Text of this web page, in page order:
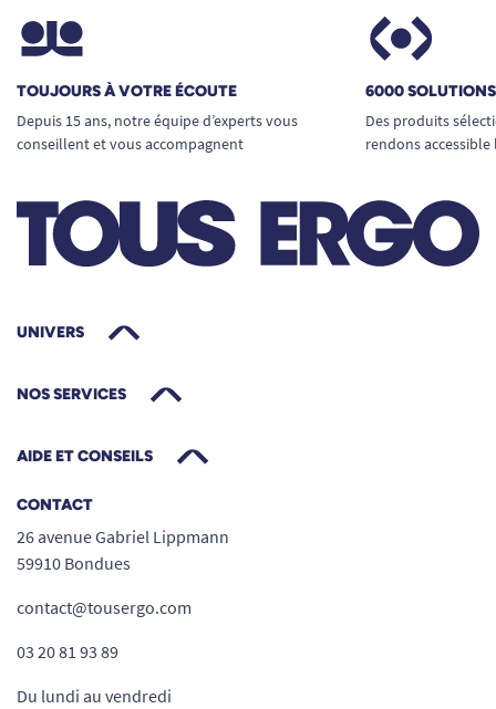
TOUJOURS À VOTRE ÉCOUTE
Depuis 15 ans, notre équipe d’experts vous
conseillent et vous accompagnent
6000
Des produits
rendons
UNIVERS
NOS SERVICES
AIDE ET CONSEILS
CONTACT
26 avenue Gabriel Lippmann
59910 Bondues
contact@tousergo.com
03 20 81 93 89
Du lundi au vendredi